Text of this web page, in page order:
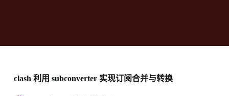
clash 利用 subconverter 实现订阅合并与转换